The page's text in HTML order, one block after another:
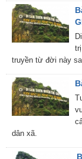
truyền từ đời này
dân xã.